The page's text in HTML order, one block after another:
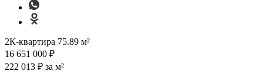
2К-квартира 75.89 м²
16 651 000 ₽
222 013 ₽ за м²